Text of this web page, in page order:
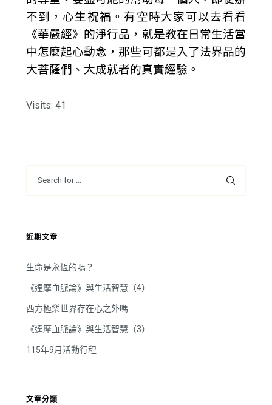
不到，心生祝福。有空時大家可以去看看
《華嚴經》的淨行品，就是教在日常生活當
中怎麼起心動念，那些可都是入了法界品的
大菩薩們、大成就者的真實經驗。
Visits: 41
近期文章
生命是永恆的嗎？
《達摩血脈論》與生活智慧（4）
西方極樂世界存在心之外嗎
《達摩血脈論》與生活智慧（3）
115年9月活動行程
文章分類